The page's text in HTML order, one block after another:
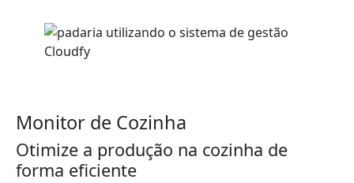
Monitor de Cozinha
Otimize a produção na cozinha de
forma eficiente